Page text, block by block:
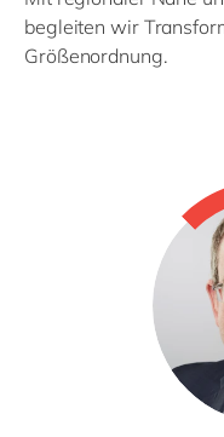
begleiten wir
Größenordnung.